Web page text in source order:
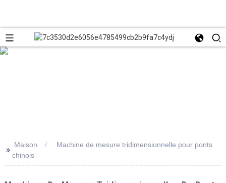
>> Maison
Machine de mesure tridimensionnelle pour ponts
chinois